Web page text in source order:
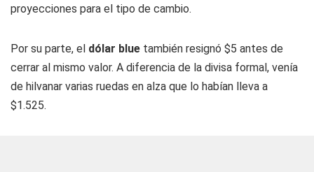
proyecciones para el tipo de cambio.
Por su parte, el dólar blue también resignó $5 antes de
cerrar al mismo valor. A diferencia de la divisa formal, venía
de hilvanar varias ruedas en alza que lo habían lleva a
$1.525.